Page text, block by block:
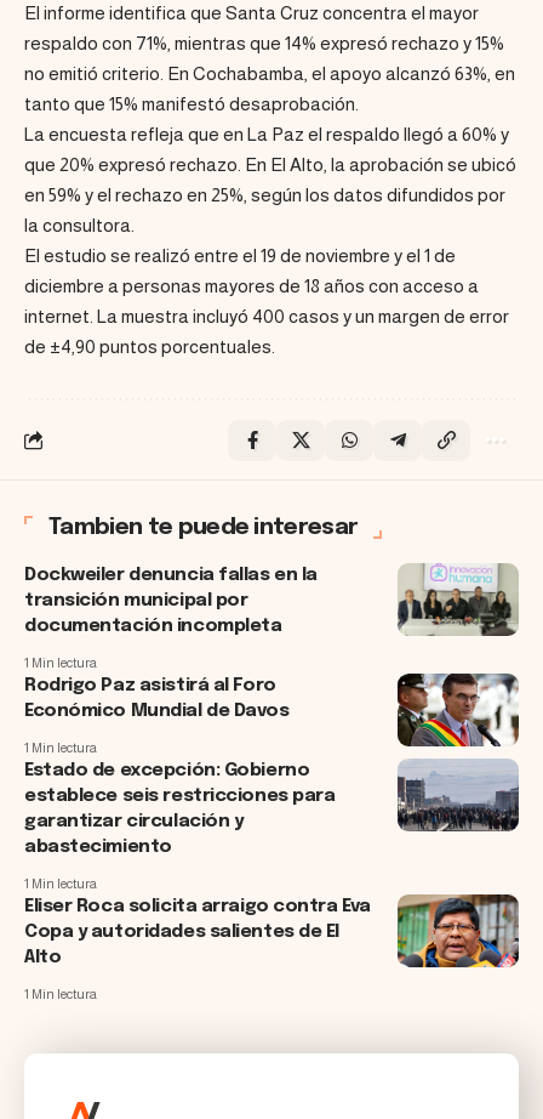
El informe identifica que Santa Cruz concentra el mayor
respaldo con 71%, mientras que 14% expresó rechazo y 15%
no emitió criterio. En Cochabamba, el apoyo alcanzó 63%, en
tanto que 15% manifestó desaprobación.
La encuesta refleja que en La Paz el respaldo llegó a 60% y
que 20% expresó rechazo. En El Alto, la aprobación se ubicó
en 59% y el rechazo en 25%, según los datos difundidos por
la consultora.
El estudio se realizó entre el 19 de noviembre y el 1 de
diciembre a personas mayores de 18 años con acceso a
internet. La muestra incluyó 400 casos y un margen de error
de ±4,90 puntos porcentuales.
Tambien te puede interesar
Dockweiler denuncia fallas en la
transición municipal por
documentación incompleta
1 Min lectura
Rodrigo Paz asistirá al Foro
Económico Mundial de Davos
1 Min lectura
Estado de excepción: Gobierno
establece seis restricciones para
garantizar circulación y
abastecimiento
1 Min lectura
Eliser Roca solicita arraigo contra Eva
Copa y autoridades salientes de El
Alto
1 Min lectura